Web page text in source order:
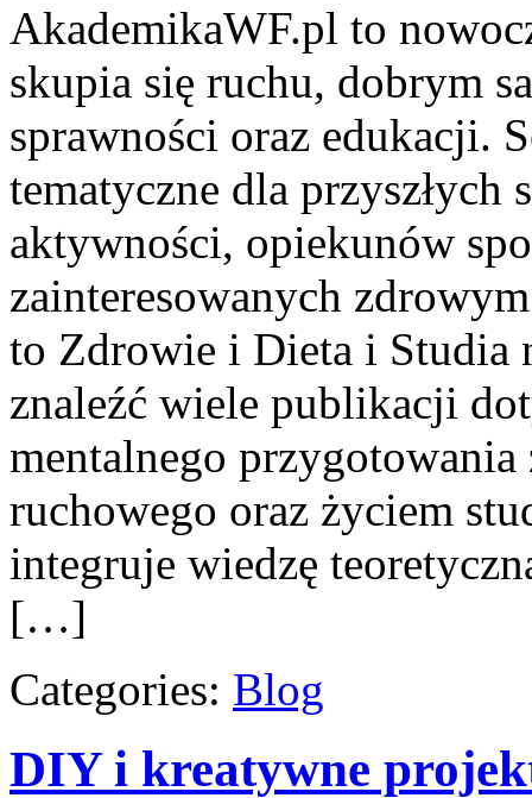
AkademikaWF.pl to
skupia się ruchu, dobrym
sprawności oraz edukacji.
tematyczne dla przyszłych
aktywności, opiekunów
zainteresowanych
to Zdrowie i Dieta i Studia
znaleźć wiele publikacji
mentalnego
ruchowego oraz życiem
integruje wiedzę
[…]
Categories: Blog
DIY i kreatywne